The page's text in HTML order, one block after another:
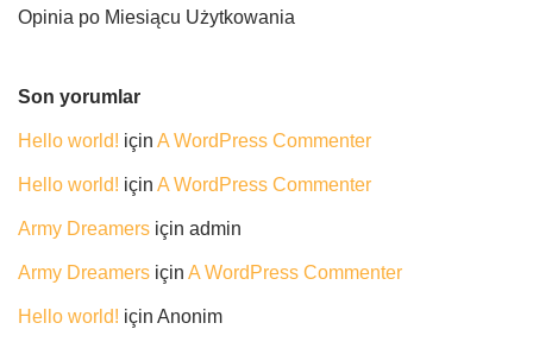
Opinia po Miesiącu Użytkowania
Son yorumlar
Hello world! için A WordPress Commenter
Hello world! için A WordPress Commenter
Army Dreamers için admin
Army Dreamers için A WordPress Commenter
Hello world! için Anonim